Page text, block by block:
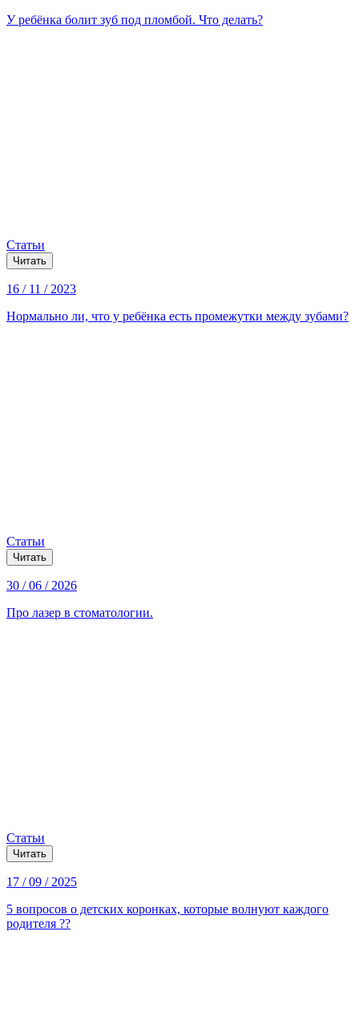
У ребёнка болит зуб под пломбой. Что делать?
Статьи
Читать
16 / 11 / 2023
Нормально ли, что у ребёнка есть промежутки между зубами?
Статьи
Читать
30 / 06 / 2026
Про лазер в стоматологии.
Статьи
Читать
17 / 09 / 2025
5 вопросов о детских коронках, которые волнуют каждого
родителя ??